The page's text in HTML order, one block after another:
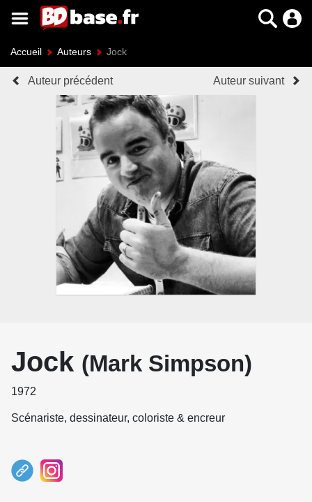
Accueil Auteurs Jock
Auteur précédent Auteur suivant
Jock (Mark Simpson)
1972
Scénariste, dessinateur, coloriste & encreur